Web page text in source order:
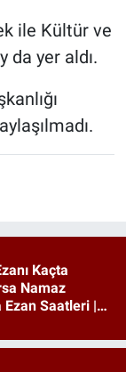
ile Kültür ve
da yer aldı.
Kaçta
Namaz
Saatleri |